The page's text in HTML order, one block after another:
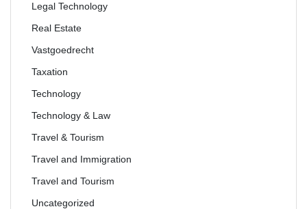
Legal Technology
Real Estate
Vastgoedrecht
Taxation
Technology
Technology & Law
Travel & Tourism
Travel and Immigration
Travel and Tourism
Uncategorized